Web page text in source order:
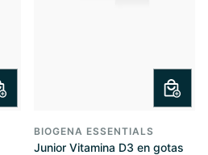
BIOGENA ESSENTIALS
Junior Vitamina D3 en gotas